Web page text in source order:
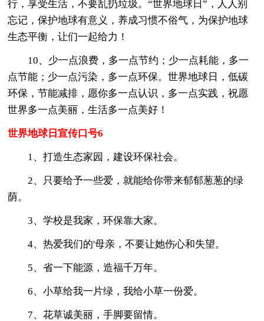
行，享受生活，不要乱扔垃圾。“世界地球日”，人人别
忘记，保护地球有意义，养成习惯不俗气，为保护地球
生态平衡，让们一起给力！
10、少一点浪费，多一点节约；少一点耗能，多一
点节能；少一点污染，多一点环保。世界地球日，低碳
环保，节能减排，愿你多一点认识，多一点实践，祝愿
世界多一点美丽，生活多一点美好！
世界地球日宣传口号6
1、打造生态家园，建设环保社会。
2、只要给予一些爱，就能给你带来郁郁葱葱的绿
荫。
3、学校是我家，环保靠大家。
4、热爱我们的'母亲，不要让她伤心和失望。
5、省一下能源，造福千万年。
6、小草给我一片绿，我给小草一份爱。
7、花草诚美丽，手脚要留情。